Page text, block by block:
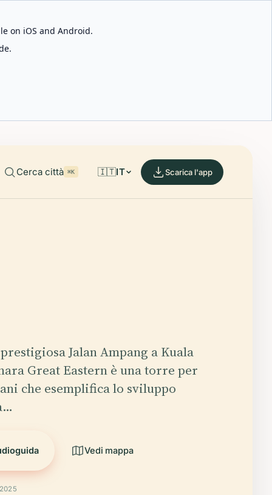
on iOS and Android.
Cerca città ⌘K 🇮🇹IT Scarica l'app
Jalan Ampang a Kuala
Great Eastern è una torre per
che esemplifica lo sviluppo
Vedi mappa